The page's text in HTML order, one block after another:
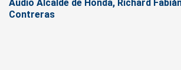
Audio Alcalde de Honda, Richard
Contreras